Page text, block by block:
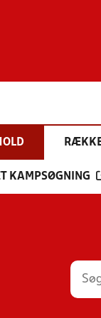
KAMPSØGNING